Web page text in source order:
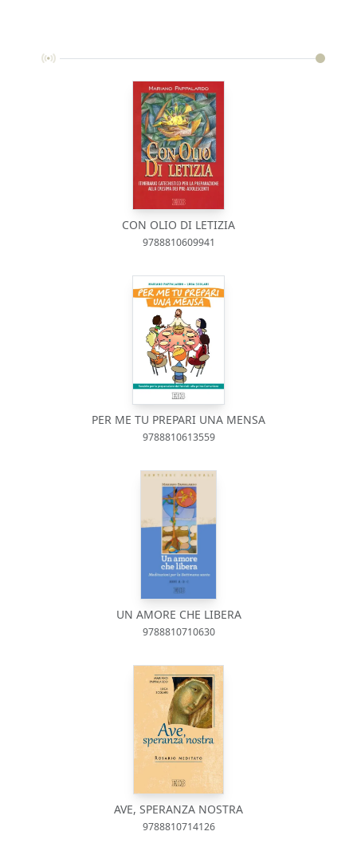
CON OLIO DI LETIZIA
9788810609941
PER ME TU PREPARI UNA MENSA
9788810613559
UN AMORE CHE LIBERA
9788810710630
AVE, SPERANZA NOSTRA
9788810714126